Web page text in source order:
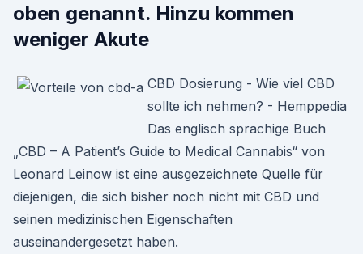
oben genannt. Hinzu kommen
weniger Akute
CBD Dosierung - Wie viel CBD
sollte ich nehmen? - Hemppedia
Das englisch sprachige Buch
„CBD – A Patient’s Guide to Medical Cannabis“ von
Leonard Leinow ist eine ausgezeichnete Quelle für
diejenigen, die sich bisher noch nicht mit CBD und
seinen medizinischen Eigenschaften
auseinandergesetzt haben.